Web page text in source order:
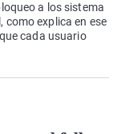
a los sistema
como explica en ese
cada usuario